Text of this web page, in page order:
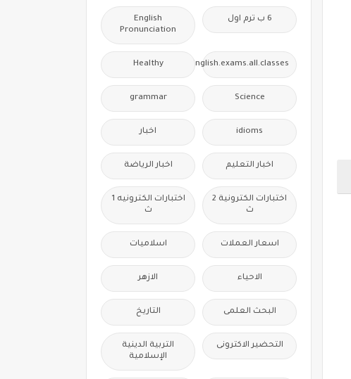
6 ب ترم اول
English
Pronunciation
Free.English.exams.all.classes
Healthy
Science
grammar
idioms اخبار
اخبار التعليم اخبار الرياضة
اختبارات الكترونية 2
ث
اختبارات الكترونيه 1
ث
اسعار العملات اسلاميات
الاحياء الازهر
البحث العلمى التاريخ
التحضير الاكترونى
التربية الدينية
الإسلامية